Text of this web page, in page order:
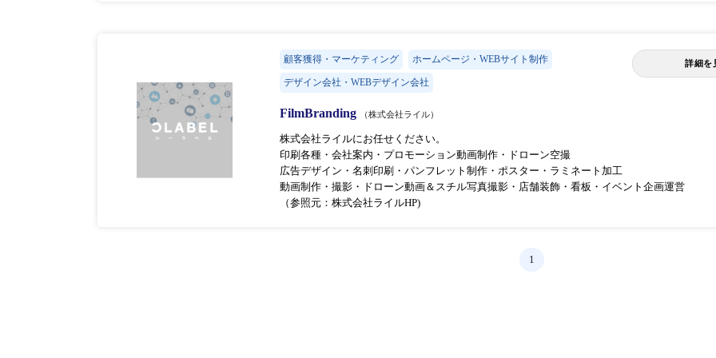
顧客獲得・マーケティング ホームページ・WEBサイト制作
デザイン会社・WEBデザイン会社
詳細を
FilmBranding （株式会社ライル）
株式会社ライルにお任せください。
印刷各種・会社案内・プロモーション動画制作・ドローン空撮
広告デザイン・名刺印刷・パンフレット制作・ポスター・ラミネート加工
動画制作・撮影・ドローン動画＆スチル写真撮影・店舗装飾・看板・イベント企画運営
（参照元：株式会社ライルHP)
1